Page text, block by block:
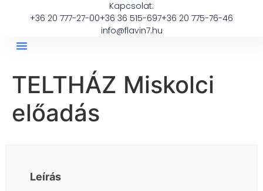
Kapcsolat:
+36 20 777-27-00+36 36 515-697+36 20 775-76-46
info@flavin7.hu
TELTHÁZ Miskolci
előadás
Leírás